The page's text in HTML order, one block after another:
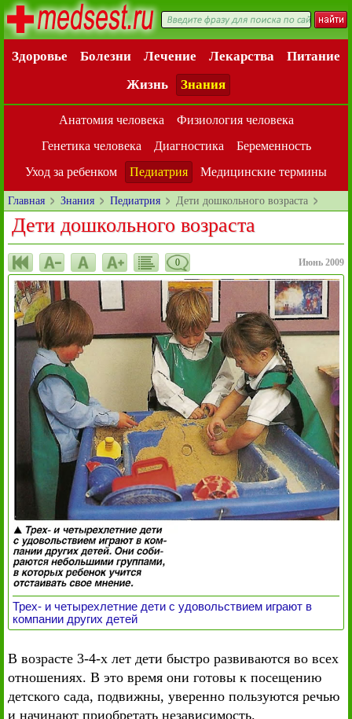
Здоровье Болезни Лечение Лекарства
Питание
Жизнь
Знания
Анатомия человека
Физиология человека
Генетика человека
Диагностика
Беременность
Уход за ребенком
Педиатрия Медицинские термины
Главная Знания Педиатрия Дети дошкольного возраста
Дети дошкольного возраста
0 Июнь 2009
Трех- и четырехлетние дети с удовольствием играют в
компании других детей
В возрасте 3-4-х лет дети быстро развиваются во всех
отношениях. В это время они готовы к посещению
детского сада, подвижны, уверенно пользуются речью
и начинают приобретать независимость.